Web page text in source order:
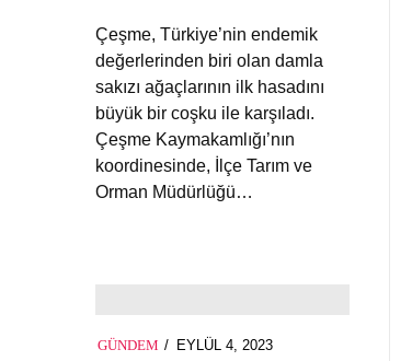
Çeşme, Türkiye’nin endemik
değerlerinden biri olan damla
sakızı ağaçlarının ilk hasadını
büyük bir coşku ile karşıladı.
Çeşme Kaymakamlığı’nın
koordinesinde, İlçe Tarım ve
Orman Müdürlüğü…
GÜNDEM
POSTED
EYLÜL 4, 2023